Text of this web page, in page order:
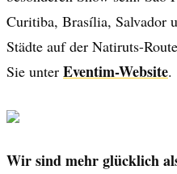
Curitiba, Brasília, Salvador
Städte auf der Natiruts-
Sie unter Eventim-Website.
Wir sind mehr glücklich